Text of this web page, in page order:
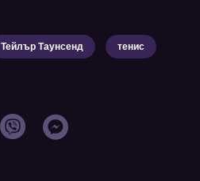
Тейлър Таунсенд тенис